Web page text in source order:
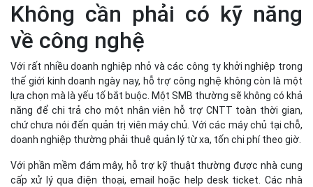
Không cần phải có kỹ năng
về công nghệ
Với rất nhiều doanh nghiệp nhỏ và các công ty khởi nghiệp trong
thế giới kinh doanh ngày nay, hỗ trợ công nghệ không còn là một
lựa chọn mà là yếu tố bắt buộc. Một SMB thường sẽ không có khả
năng để chi trả cho một nhân viên hỗ trợ CNTT toàn thời gian,
chứ chưa nói đến quản trị viên máy chủ. Với các máy chủ tại chỗ,
doanh nghiệp thường phải thuê quản lý từ xa, tốn chi phí theo giờ.
Với phần mềm đám mây, hỗ trợ kỹ thuật thường được nhà cung
cấp xử lý qua điện thoại, email hoặc help desk ticket. Các nhà